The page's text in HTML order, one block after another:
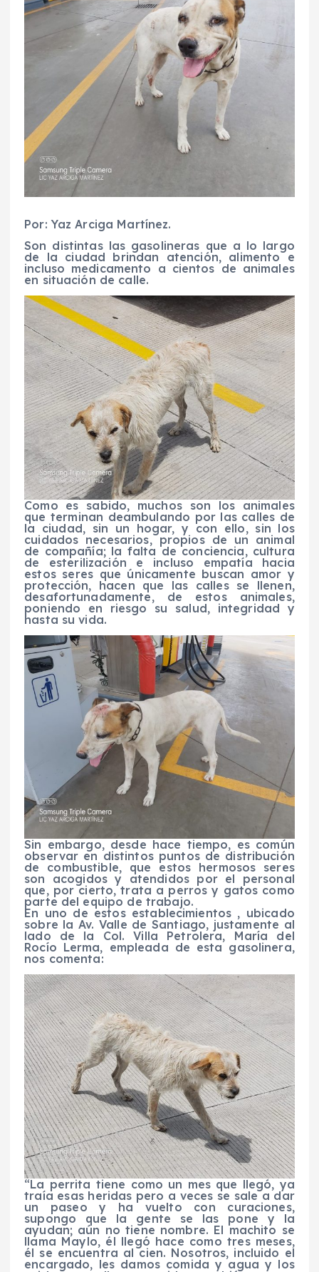
Por: Yaz Arciga Martínez.
Son distintas las gasolineras que a lo largo
de la ciudad brindan atención, alimento e
incluso medicamento a cientos de animales
en situación de calle.
Como es sabido, muchos son los animales
que terminan deambulando por las calles de
la ciudad, sin un hogar, y con ello, sin los
cuidados necesarios, propios de un animal
de compañía; la falta de conciencia, cultura
de esterilización e incluso empatía hacia
estos seres que únicamente buscan amor y
protección, hacen que las calles se llenen,
desafortunadamente, de estos animales,
poniendo en riesgo su salud, integridad y
hasta su vida.
Sin embargo, desde hace tiempo, es común
observar en distintos puntos de distribución
de combustible, que estos hermosos seres
son acogidos y atendidos por el personal
que, por cierto, trata a perros y gatos como
parte del equipo de trabajo.
En uno de estos establecimientos , ubicado
sobre la Av. Valle de Santiago, justamente al
lado de la Col. Villa Petrolera, María del
Rocío Lerma, empleada de esta gasolinera,
nos comenta:
“La perrita tiene como un mes que llegó, ya
traía esas heridas pero a veces se sale a dar
un paseo y ha vuelto con curaciones,
supongo que la gente se las pone y la
ayudan; aún no tiene nombre. El machito se
llama Maylo, él llegó hace como tres meses,
él se encuentra al cien. Nosotros, incluido el
encargado, les damos comida y agua y los